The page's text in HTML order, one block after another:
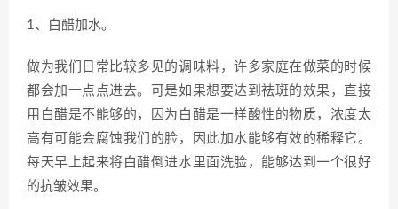
1、白醋加水。
做为我们日常比较多见的调味料，许多家庭在做菜的时候
都会加一点点进去。可是如果想要达到祛斑的效果，直接
用白醋是不能够的，因为白醋是一样酸性的物质，浓度太
高有可能会腐蚀我们的脸，因此加水能够有效的稀释它。
每天早上起来将白醋倒进水里面洗脸，能够达到一个很好
的抗皱效果。